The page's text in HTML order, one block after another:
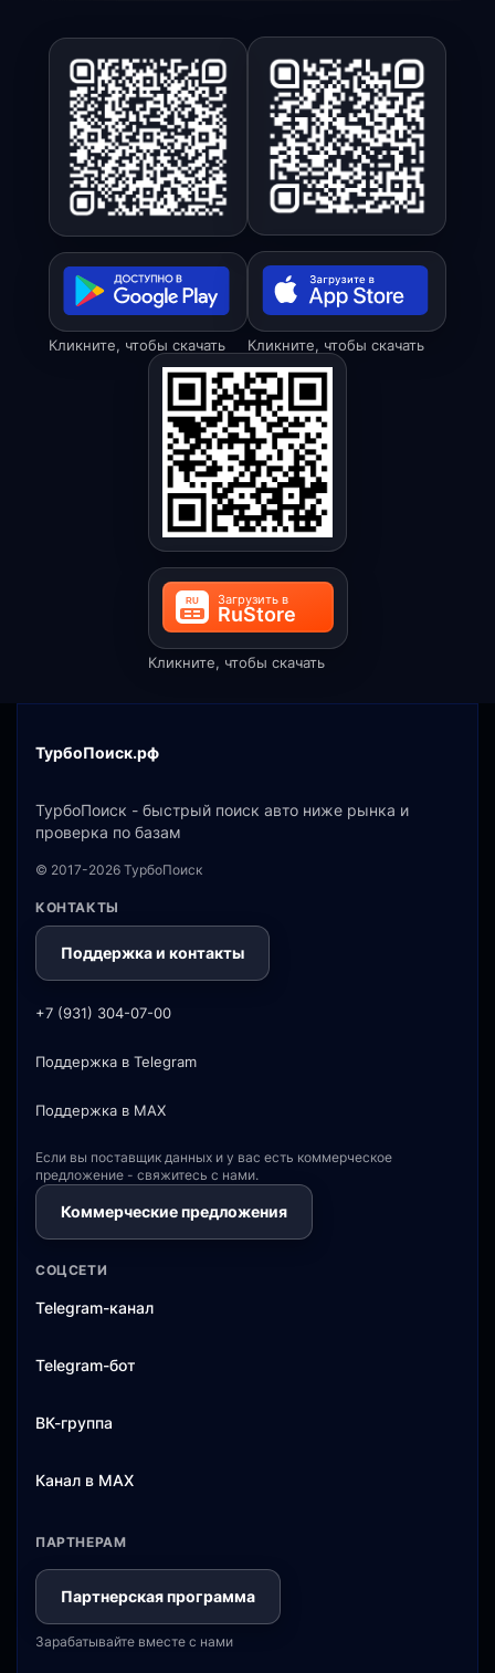
Кликните, чтобы скачать Кликните, чтобы скачать
Кликните, чтобы скачать
ТурбоПоиск.рф
ТурбоПоиск - быстрый поиск авто ниже рынка и
проверка по базам
© 2017-2026 ТурбоПоиск
КОНТАКТЫ
Поддержка и контакты
+7 (931) 304-07-00
Поддержка в Telegram
Поддержка в MAX
Если вы поставщик данных и у вас есть коммерческое
предложение - свяжитесь с нами.
Коммерческие предложения
СОЦСЕТИ
Telegram-канал
Telegram-бот
ВК-группа
Канал в MAX
ПАРТНЕРАМ
Партнерская программа
Зарабатывайте вместе с нами